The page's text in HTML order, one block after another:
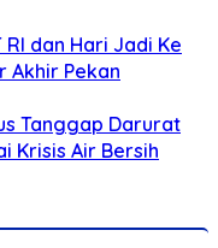
dan Hari Jadi Ke
Akhir Pekan
Tanggap Darurat
Krisis Air Bersih